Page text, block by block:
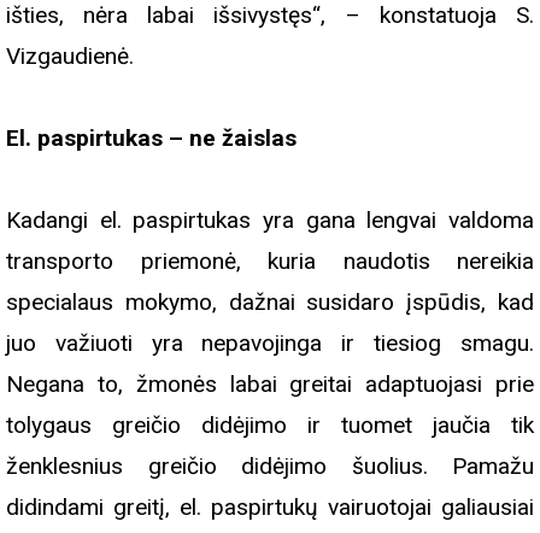
išties, nėra labai išsivystęs“, – konstatuoja S.
Vizgaudienė.
El. paspirtukas – ne žaislas
Kadangi el. paspirtukas yra gana lengvai valdoma
transporto priemonė, kuria naudotis nereikia
specialaus mokymo, dažnai susidaro įspūdis, kad
juo važiuoti yra nepavojinga ir tiesiog smagu.
Negana to, žmonės labai greitai adaptuojasi prie
tolygaus greičio didėjimo ir tuomet jaučia tik
ženklesnius greičio didėjimo šuolius. Pamažu
didindami greitį, el. paspirtukų vairuotojai galiausiai